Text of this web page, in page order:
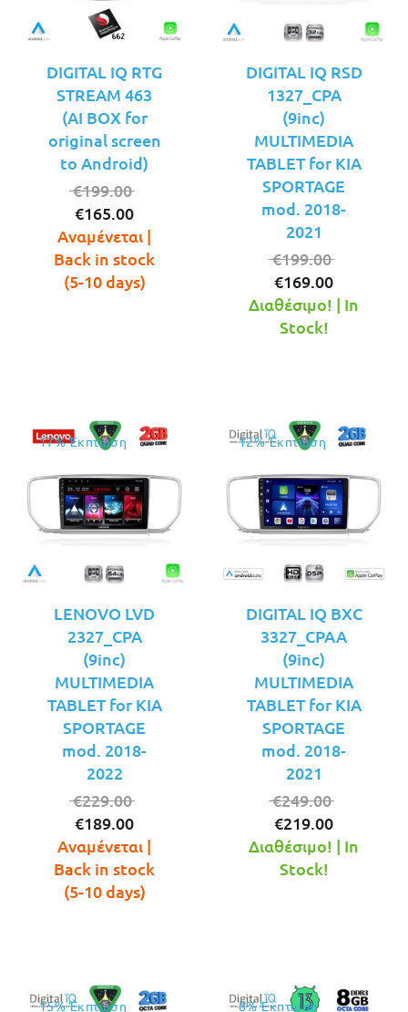
DIGITAL IQ RTG
STREAM 463
(AI BOX for
original screen
to Android)
€199.00
was:
€199.00.
€165.00
τρέχουσα
τιμή
είναι:
Αναμένεται |
Back in stock
(5-10 days)
DIGITAL IQ RSD
1327_CPA
(9inc)
MULTIMEDIA
TABLET for KIA
SPORTAGE
mod. 2018-
2021
€199.00
was:
€169.00
τρέχουσα
Διαθέσιμο! | In
Stock!
17% Έκπτωση
LENOVO LVD
2327_CPA
(9inc)
MULTIMEDIA
TABLET for KIA
SPORTAGE
mod. 2018-
2022
€229.00
was:
€229.00.
€189.00
τρέχουσα
τιμή
είναι:
Αναμένεται |
Back in stock
(5-10 days)
12% Έκπτωση
DIGITAL IQ BXC
3327_CPAA
(9inc)
MULTIMEDIA
TABLET for KIA
SPORTAGE
mod. 2018-
2021
€249.00
was:
€219.00
τρέχουσα
Διαθέσιμο! | In
Stock!
15% Έκπτωση 8% Έκπτωση